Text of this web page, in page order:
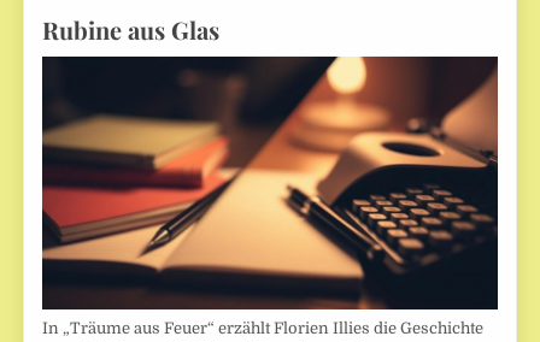
Rubine aus Glas
In „Träume aus Feuer“ erzählt Florien Illies die Geschichte